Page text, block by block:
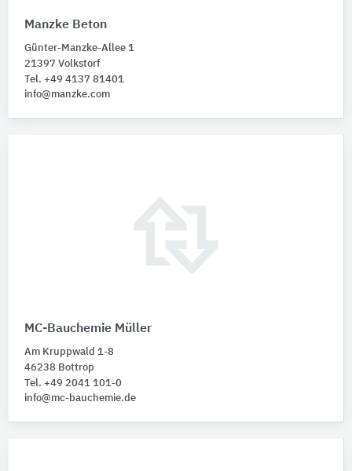
Manzke Beton
Günter-Manzke-Allee 1
21397 Volkstorf
Tel. +49 4137 81401
info@manzke.com
MC-Bauchemie Müller
Am Kruppwald 1-8
46238 Bottrop
Tel. +49 2041 101-0
info@mc-bauchemie.de